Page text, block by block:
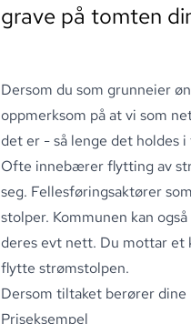
grave på tomten
Dersom du som grunneier
oppmerksom på at vi som
det er - så lenge det holdes
Ofte innebærer flytting av
seg. Fellesføringsaktører
stolper. Kommunen kan
deres evt nett. Du mottar et
flytte strømstolpen.
Dersom tiltaket berører dine
Priseksempel